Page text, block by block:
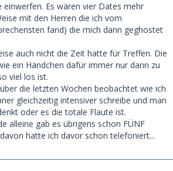
einwerfen. Es wären vier Dates mehr
mit den Herren die ich vom
fand) die mich dann geghostet
auch nicht die Zeit hatte für Treffen. Die
ein Händchen dafür immer nur dann zu
viel los ist.
die letzten Wochen beobachtet wie ich
gleichzeitig intensiver schreibe und man
oder es die totale Flaute ist.
alleine gab es übrigens schon FÜNF
hatte ich davor schon telefoniert...